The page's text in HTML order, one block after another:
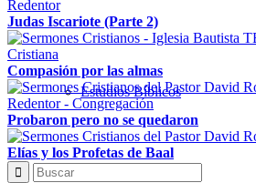
Estudios Bíblicos
Judas Iscariote (Parte 2)
Compasión por las almas
Probaron pero no se quedaron
Elías y los Profetas de Baal